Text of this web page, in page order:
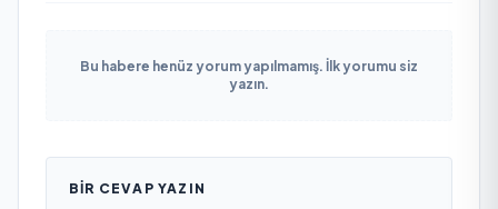
Bu habere henüz yorum yapılmamış. İlk yorumu siz
yazın.
BIR CEVAP YAZIN